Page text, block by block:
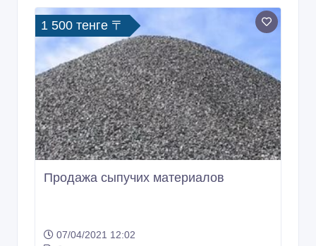
1 500 тенге 〒
Продажа сыпучих материалов
07/04/2021 12:02